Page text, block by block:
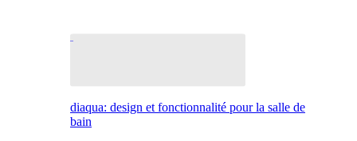
diaqua: design et fonctionnalité pour la salle de
bain